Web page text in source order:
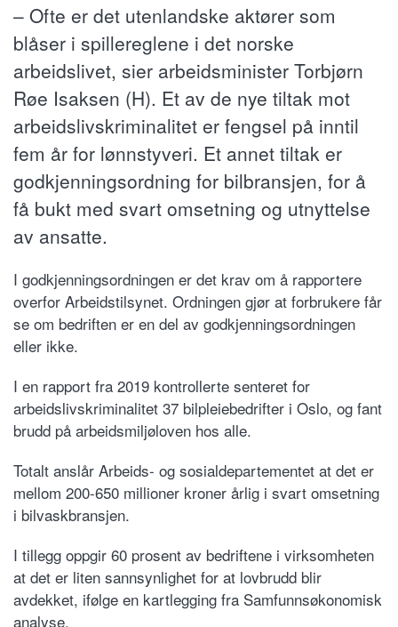
– Ofte er det utenlandske aktører som
blåser i spillereglene i det norske
arbeidslivet, sier arbeidsminister Torbjørn
Røe Isaksen (H). Et av de nye tiltak mot
arbeidslivskriminalitet er fengsel på inntil
fem år for lønnstyveri. Et annet tiltak er
godkjenningsordning for bilbransjen, for å
få bukt med svart omsetning og utnyttelse
av ansatte.
I godkjenningsordningen er det krav om å rapportere
overfor Arbeidstilsynet. Ordningen gjør at forbrukere får
se om bedriften er en del av godkjenningsordningen
eller ikke.
I en rapport fra 2019 kontrollerte senteret for
arbeidslivskriminalitet 37 bilpleiebedrifter i Oslo, og fant
brudd på arbeidsmiljøloven hos alle.
Totalt anslår Arbeids- og sosialdepartementet at det er
mellom 200-650 millioner kroner årlig i svart omsetning
i bilvaskbransjen.
I tillegg oppgir 60 prosent av bedriftene i virksomheten
at det er liten sannsynlighet for at lovbrudd blir
avdekket, ifølge en kartlegging fra Samfunnsøkonomisk
analyse.